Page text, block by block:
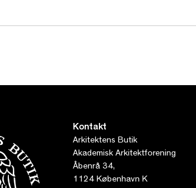
Kontakt
Arkitektens Butik
Akademisk Arkitektforening
Åbenrå 34,
1124 København K